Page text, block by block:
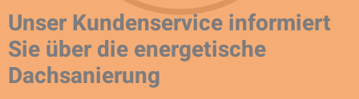
Unser Kundenservice informiert
Sie über die energetische
Dachsanierung